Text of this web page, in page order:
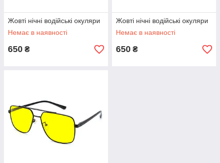
Жовті нічні водійські окуляри
Немає в наявності
650 ₴
Жовті нічні водійські окуляри
Немає в наявності
650 ₴